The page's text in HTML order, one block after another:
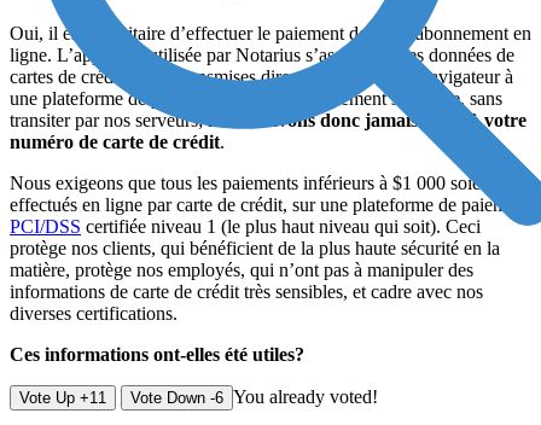
Oui, il est sécuritaire d’effectuer le paiement de votre abonnement en
ligne. L’approche utilisée par Notarius s’assure que les données de
cartes de crédit soient transmises directement de votre navigateur à
une plateforme de paiement certifiée et hautement sécurisée, sans
transiter par nos serveurs;nous n’avons donc jamais accès à votre
numéro de carte de crédit.
Nous exigeons que tous les paiements inférieurs à $1 000 soient
effectués en ligne par carte de crédit, sur une plateforme de paiement
PCI/DSS certifiée niveau 1 (le plus haut niveau qui soit). Ceci
protège nos clients, qui bénéficient de la plus haute sécurité en la
matière, protège nos employés, qui n’ont pas à manipuler des
informations de carte de crédit très sensibles, et cadre avec nos
diverses certifications.
Ces informations ont-elles été utiles?
Vote Up +11 Vote Down -6 You already voted!